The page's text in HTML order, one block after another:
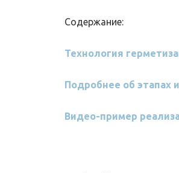
Содержание:
Технология
Подробнее об этапах
Видео-пример